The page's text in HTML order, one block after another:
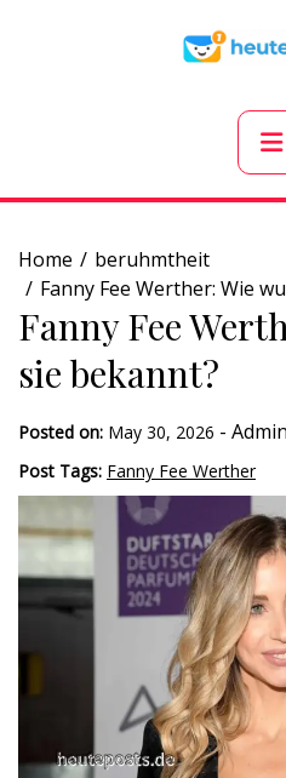
Home
beruhmtheit
Fanny Fee Werther: Wie
Fanny Fee
sie bekannt?
Posted on: May 30, 2026 - Admin
Post Tags: Fanny Fee Werther